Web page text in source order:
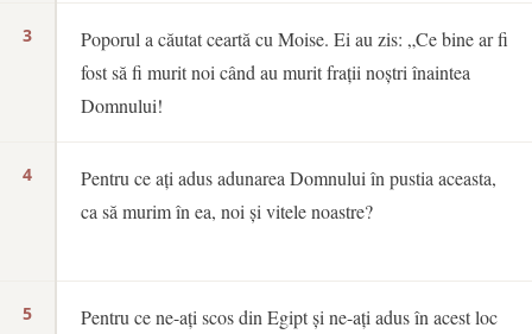
3
4
5
Poporul a căutat ceartă cu Moise. Ei au zis: „Ce bine ar fi
fost să fi murit noi când au murit frații noștri înaintea
Domnului!
Pentru ce ați adus adunarea Domnului în pustia aceasta,
ca să murim în ea, noi și vitele noastre?
Pentru ce ne-ați scos din Egipt și ne-ați adus în acest loc